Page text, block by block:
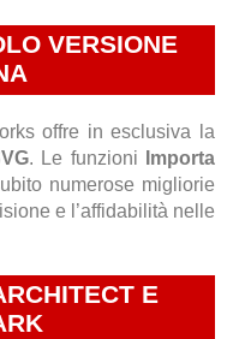
VERSIONE
offre in esclusiva la
. Le funzioni
Importa
numerose migliorie
e l’affidabilità nelle
E